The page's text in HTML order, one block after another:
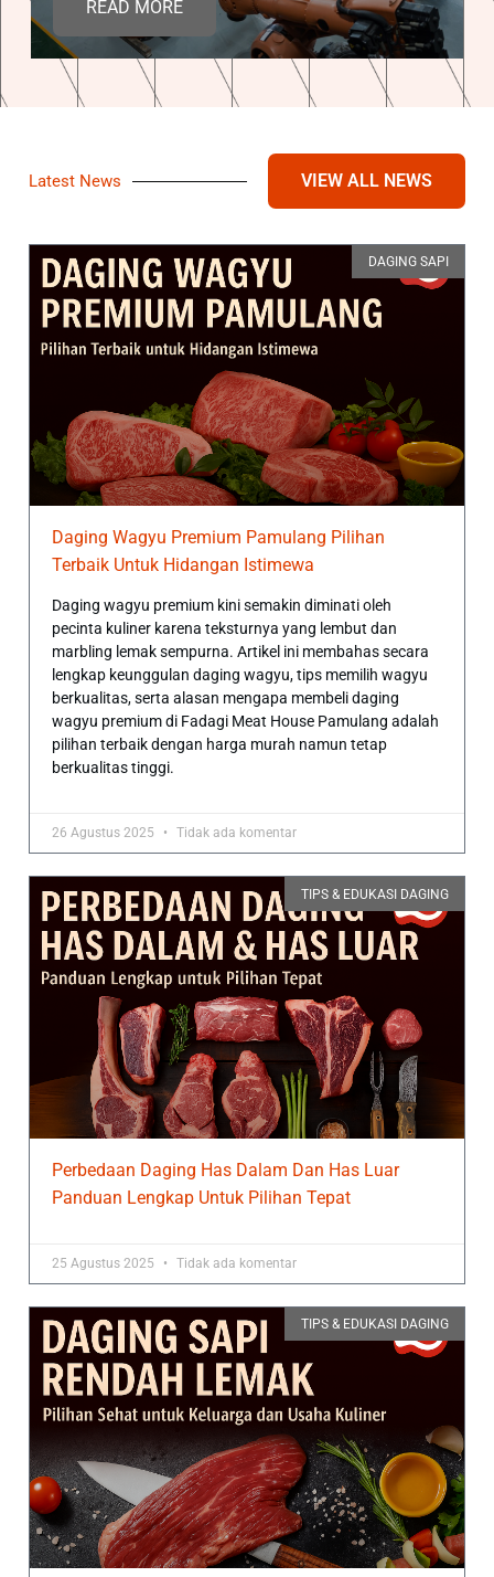
READ MORE
Latest News VIEW ALL NEWS
DAGING SAPI
Daging Wagyu Premium Pamulang Pilihan
Terbaik Untuk Hidangan Istimewa
Daging wagyu premium kini semakin diminati oleh
pecinta kuliner karena teksturnya yang lembut dan
marbling lemak sempurna. Artikel ini membahas secara
lengkap keunggulan daging wagyu, tips memilih wagyu
berkualitas, serta alasan mengapa membeli daging
wagyu premium di Fadagi Meat House Pamulang adalah
pilihan terbaik dengan harga murah namun tetap
berkualitas tinggi.
26 Agustus 2025 Tidak ada komentar
TIPS & EDUKASI DAGING
Perbedaan Daging Has Dalam Dan Has Luar
Panduan Lengkap Untuk Pilihan Tepat
25 Agustus 2025 Tidak ada komentar
TIPS & EDUKASI DAGING